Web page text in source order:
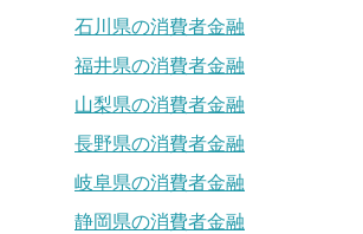
石川県の消費者金融
福井県の消費者金融
山梨県の消費者金融
長野県の消費者金融
岐阜県の消費者金融
静岡県の消費者金融